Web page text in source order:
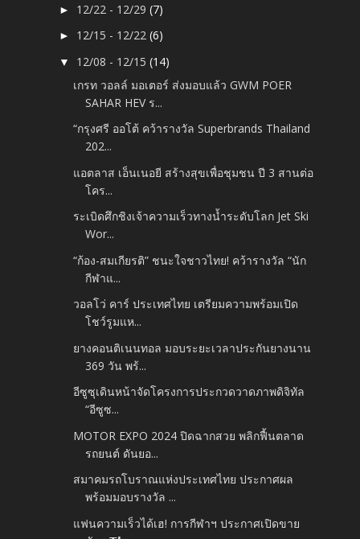
► 12/22 - 12/29(7)
► 12/15 - 12/22(6)
▼ 12/08 - 12/15(14)
เกรท วอลล์ มอเตอร์ ส่งมอบแล้ว GWM POER
SAHAR HEV ร...
“กรุงศรี ออโต้ คว้ารางวัล Superbrands Thailand
202...
แอตลาส เอ็นเนอยี สร้างสุขเพื่อชุมชน ปี 3 สานต่อ
โคร...
ระเบิดศึกชิงเจ้าความเร็วทางน้ำระดับโลก Jet Ski
Wor...
“ก้อง-สมเกียรติ” ชนะใจชาวไทย! คว้ารางวัล “นัก
กีฬาแ...
วอลโว่ คาร์ ประเทศไทย เตรียมความพร้อมเปิด
โชว์รูมแห...
ยางคอนติเนนทอล มอบระยะเวลาประกันยางนาน
369 วัน พร้...
อีซูซุเดินหน้าจัดโครงการประกวดวาดภาพดิจิทัล
“อีซูซ...
MOTOR EXPO 2024 ปิดฉากสวย พลิกฟื้นตลาด
รถยนต์ ดันยอ...
สมาคมรถโบราณแห่งประเทศไทย ประกาศผล
พร้อมมอบรางวัล ...
แฟนความเร็วได้เฮ! การกีฬาฯ ประกาศเปิดขาย